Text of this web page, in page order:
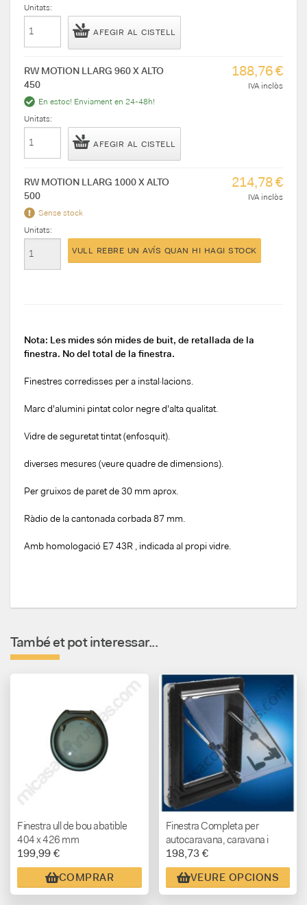
Unitats:
AFEGIR AL CISTELL
RW MOTION LLARG 960 X ALTO
450
En estoc! Enviament en 24-48h!
188,76 €
IVA inclòs
Unitats:
AFEGIR AL CISTELL
RW MOTION LLARG 1000 X ALTO
500
Sense stock
214,78 €
IVA inclòs
Unitats:
VULL REBRE UN AVÍS QUAN HI HAGI STOCK
Nota: Les mides són mides de buit, de retallada de la
finestra. No del total de la finestra.
Finestres corredisses per a instal·lacions.
Marc d'alumini pintat color negre d'alta qualitat.
Vidre de seguretat tintat (enfosquit).
diverses mesures (veure quadre de dimensions).
Per gruixos de paret de 30 mm aprox.
Ràdio de la cantonada corbada 87 mm.
Amb homologació E7 43R , indicada al propi vidre.
També et pot interessar...
Finestra ull de bou abatible
404 x 426 mm
199,99 €
COMPRAR
Finestra Completa per
autocaravana, caravana i
camper Carbest Classic
198,73 €
VEURE OPCIONS